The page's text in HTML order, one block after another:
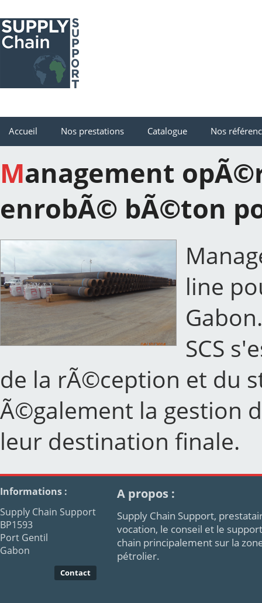
Accueil Nos prestations Catalogue Nos
Management opÃ©rationnel de 23km de pipe
enrobÃ© bÃ©ton
line
Gabon.
SCS
de la rÃ©ception et du
Ã©galement la gestion
leur destination finale.
Informations :
Supply Chain Support
BP1593
Port Gentil
Gabon
Contact
A propos :
Supply Chain Support,
vocation, le conseil et le
chain principalement sur la
pétrolier.